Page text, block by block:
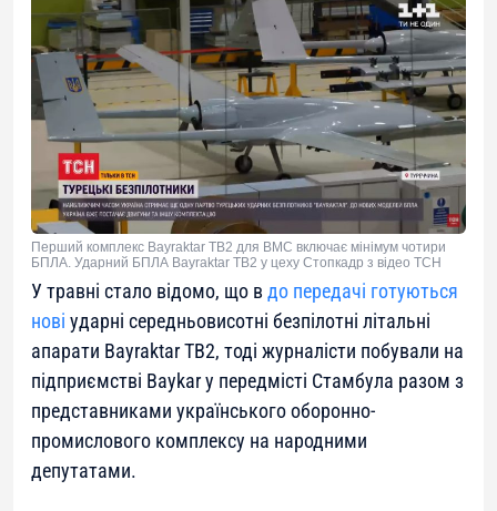
Перший комплекс Bayraktar TB2 для ВМС включає мінімум чотири
БПЛА. Ударний БПЛА Bayraktar TB2 у цеху Стопкадр з відео ТСН
У травні стало відомо, що в до передачі готуються
нові ударні середньовисотні безпілотні літальні
апарати Bayraktar TB2, тоді журналісти побували на
підприємстві Baykar у передмісті Стамбула разом з
представниками українського оборонно-
промислового комплексу на народними
депутатами.